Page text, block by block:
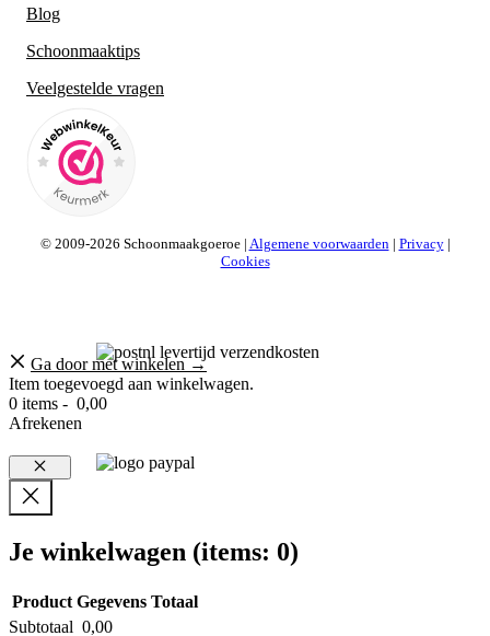
Blog
Schoonmaaktips
Veelgestelde vragen
© 2009-2026 Schoonmaakgoeroe | Algemene voorwaarden| Privacy|
Cookies
Ga door met winkelen →
Item toegevoegd aan winkelwagen.
0 items - 0,00
Afrekenen
Sluiten
Je winkelwagen (items: 0)
Product Gegevens Totaal
Subtotaal 0,00